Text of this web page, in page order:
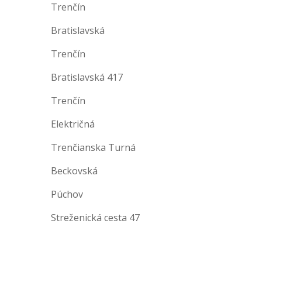
Trenčín
Bratislavská
Trenčín
Bratislavská 417
Trenčín
Električná
Trenčianska Turná
Beckovská
Púchov
Streženická cesta 47